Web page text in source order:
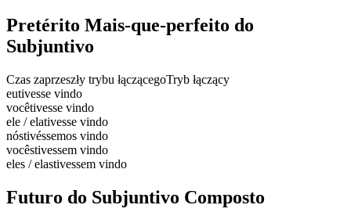
Pretérito Mais-que-perfeito do
Subjuntivo
Czas zaprzeszły trybu łączącegoTryb łączący
eutivesse vindo
vocêtivesse vindo
ele / elativesse vindo
nóstivéssemos vindo
vocêstivessem vindo
eles / elastivessem vindo
Futuro do Subjuntivo Composto